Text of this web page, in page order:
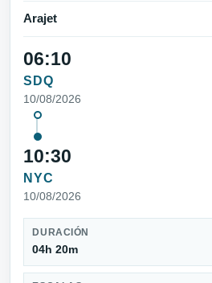
Arajet
06:10
SDQ
10/08/2026
10:30
NYC
10/08/2026
DURACIÓN
04h 20m